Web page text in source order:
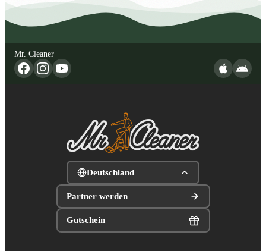
Mr. Cleaner
Deutschland
Partner werden
Gutschein